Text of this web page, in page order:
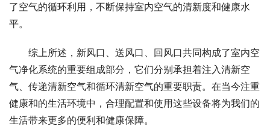
了空气的循环利用，不断保持室内空气的清新度和健康水
平。
综上所述，新风口、送风口、回风口共同构成了室内空
气净化系统的重要组成部分，它们分别承担着注入清新空
气、传递清新空气和循环清新空气的重要职责。在当今注重
健康和的生活环境中，合理配置和使用这些设备将为我们的
生活带来更多的便利和健康保障。